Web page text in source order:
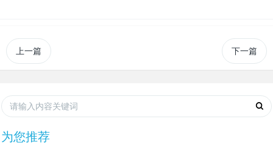
上一篇 下一篇
为您推荐